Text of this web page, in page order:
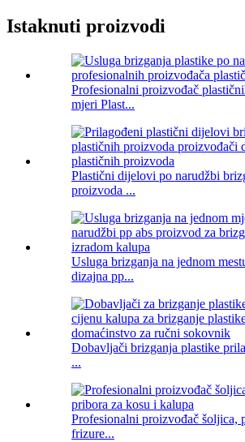
Istaknuti proizvodi
Profesionalni proizvođač
mjeri Plast...
Plastični dijelovi po narudžbi
proizvoda ...
Usluga brizganja na jednom
dizajna pp...
Dobavljači brizganja plastike
...
Profesionalni proizvođač šoljica,
frizure...